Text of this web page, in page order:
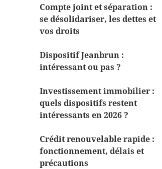
Compte joint et séparation :
se désolidariser, les dettes et
vos droits
Dispositif Jeanbrun :
intéressant ou pas ?
Investissement immobilier :
quels dispositifs restent
intéressants en 2026 ?
Crédit renouvelable rapide :
fonctionnement, délais et
précautions